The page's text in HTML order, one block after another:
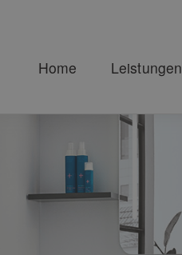
Home Leistungen